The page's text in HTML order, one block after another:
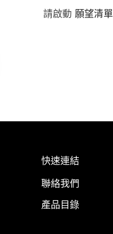
請啟動 願望清單
快速連結
聯絡我們
產品目錄